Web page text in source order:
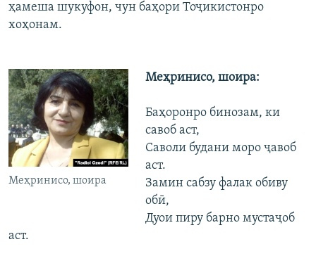
ҳамеша шукуфон, чун баҳори Тоҷикистонро
хоҳонам.
Меҳринисо, шоира
Меҳринисо, шоира:
Баҳоронро бинозам, ки
савоб аст,
Саволи будани моро ҷавоб
аст.
Замин сабзу фалак обиву
обӣ,
Дуои пиру барно мустаҷоб
аст.